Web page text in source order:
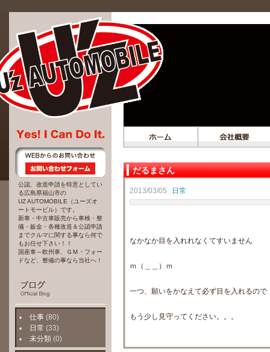
だるまさん
2013/03/05 日常
なかなか目を入れれなくてすいません
ｍ（＿＿）ｍ
一つ、願いをかなえて必ず目を入れるので
もう少し見守ってください。。。
公認、改造申請を特意としてい
る広島県福山市の
UZ AUTOMOBILE（ユーズオ
ートモービル）です。
新車・中古車販売から車検・整
備・鈑金・各種改造＆公認申請
までクルマに関する事なら何で
もお任せ下さい！！
国産車～欧州車、ＧＭ・フォー
ドなど、整備の事なら当社へ！
仕事 (80)
日常 (33)
未分類 (0)